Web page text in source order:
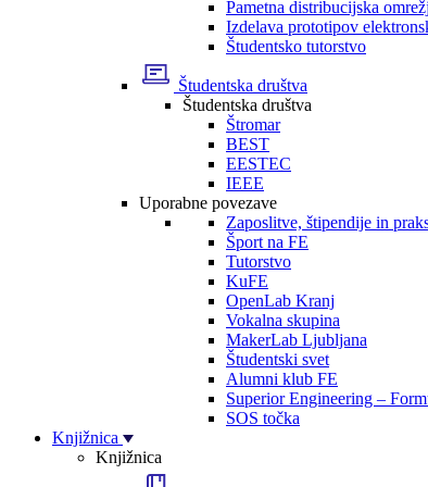
Pametna distribucijska
Izdelava prototipov
Študentsko tutorstvo
Študentska društva
Študentska društva
Štromar
BEST
EESTEC
IEEE
Uporabne povezave
Zaposlitve, štipendije in
Šport na FE
Tutorstvo
KuFE
OpenLab Kranj
Vokalna skupina
MakerLab Ljubljana
Študentski svet
Alumni klub FE
Superior Engineering –
SOS točka
Knjižnica
Knjižnica